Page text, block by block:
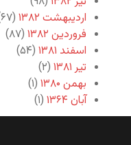
اردیبهشت ۱۳۸۲
(۶۷)
فروردین ۱۳۸۲
(۸۷)
اسفند ۱۳۸۱
(۵۴)
تیر ۱۳۸۱
(۲)
بهمن ۱۳۸۰
(۱)
آبان ۱۳۶۴
(۱)